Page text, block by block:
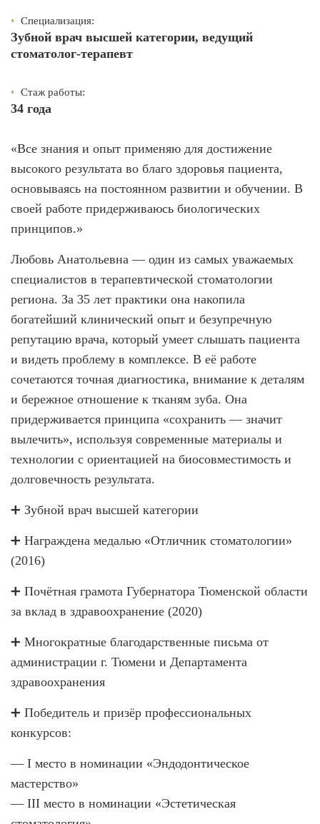
Одномоментная имплантация
Имплантация верхней челюсти
Имплантация одного зуба
Коронка на имплант
Имплантация «Всё на 4х»
Имплантация «Всё на 6-ти»
Удаление импланта зуба
Коронка на имплант
Восстановление и реставрация зубов
Реставрация зубов
Отбеливание зубов
Эстетическая стоматология
ВИНИРЫ
ПРОТЕЗИРОВАНИЕ
Протезирование на имплантах
Функциональная диагностика
Безметалловая керамика
Вкладки
Протезирование All-on-4
Съемные зубные протезы
Бюгельные протезы
Мостовидные протезы
• Специализация:
Зубной врач высшей категории, ведущий
стоматолог-терапевт
• Стаж работы:
34 года
«Все знания и опыт применяю для достижение
высокого результата во благо здоровья пациента,
основываясь на постоянном развитии и обучении. В
своей работе придерживаюсь биологических
принципов.»
Любовь Анатольевна — один из самых уважаемых
специалистов в терапевтической стоматологии
региона. За 35 лет практики она накопила
богатейший клинический опыт и безупречную
репутацию врача, который умеет слышать пациента
и видеть проблему в комплексе. В её работе
сочетаются точная диагностика, внимание к деталям
и бережное отношение к тканям зуба. Она
придерживается принципа «сохранить — значит
вылечить», используя современные материалы и
технологии с ориентацией на биосовместимость и
долговечность результата.
➕ Зубной врач высшей категории
➕ Награждена медалью «Отличник стоматологии»
(2016)
➕ Почётная грамота Губернатора Тюменской области
за вклад в здравоохранение (2020)
➕ Многократные благодарственные письма от
администрации г. Тюмени и Департамента
здравоохранения
➕ Победитель и призёр профессиональных
конкурсов:
— I место в номинации «Эндодонтическое
мастерство»
— III место в номинации «Эстетическая